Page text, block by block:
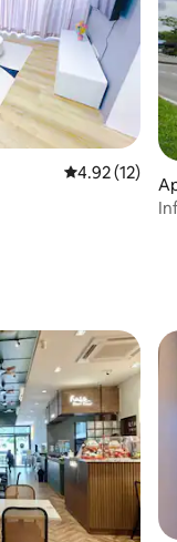
Penarafan
4.92 (12)